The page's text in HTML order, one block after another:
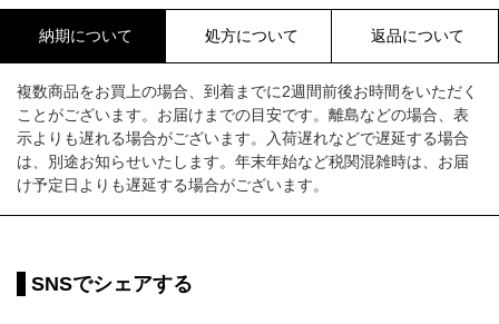
納期について 処方について 返品について
複数商品をお買上の場合、到着までに2週間前後お時間をいただく
ことがございます。お届けまでの目安です。離島などの場合、表
示よりも遅れる場合がございます。入荷遅れなどで遅延する場合
は、別途お知らせいたします。年末年始など税関混雑時は、お届
け予定日よりも遅延する場合がございます。
SNSでシェアする